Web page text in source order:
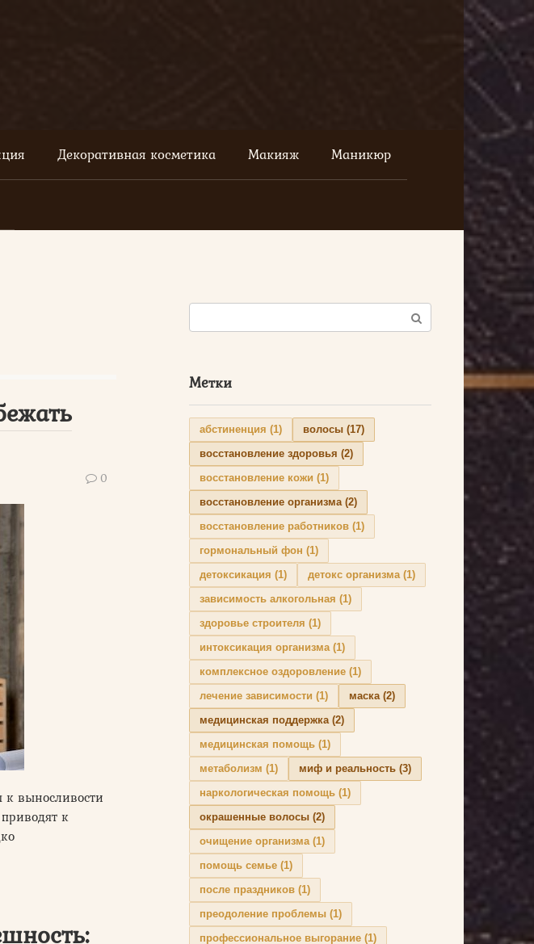
Декоративная косметика Макияж Маникюр
0
к выносливости
к
Поиск:
Метки
абстиненция (1) волосы (17)
восстановление здоровья (2)
восстановление кожи (1)
восстановление организма(2)
восстановление работников (1)
гормональный фон (1)
детоксикация (1) детокс организма(1)
зависимость алкогольная (1)
здоровье строителя (1)
интоксикация организма(1)
комплексное оздоровление (1)
лечение зависимости (1) маска(2)
медицинская поддержка(2)
медицинская помощь (1)
метаболизм (1) миф и реальность (3)
наркологическая помощь (1)
окрашенные волосы (2)
очищение организма(1)
помощь семье (1)
после праздников (1)
преодоление проблемы (1)
профессиональное выгорание (1)